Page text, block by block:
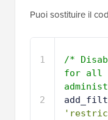
Puoi sostituire il
1
2
/*
for all